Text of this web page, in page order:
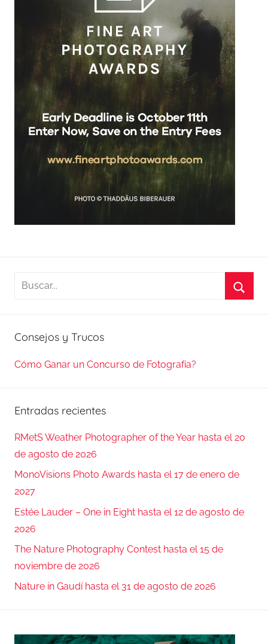
Buscar:
Consejos y Trucos
Cómo Ganar un Concurso de Fotografía?
Entradas recientes
RMetS Weather Photographer of the Year hasta el 20
de agosto de 2026
MonoVisions Photo Awards hasta el 17 de enero de
2027
Estée Lauder – One in Eight hasta el 12 de agosto de
2026
The Nature Photography Contest hasta el 15 de
noviembre de 2026
Nature in Gaudí hasta el 31 de agosto de 2026